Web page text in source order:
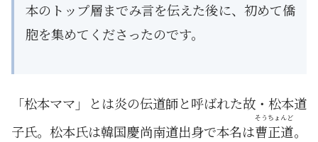
本のトップ層までみ言を伝えた後に、初めて僑
胞を集めてくださったのです。
「松本ママ」とは炎の伝道師と呼ばれた故・松本道
子氏。松本氏は韓国慶尚南道出身で本名は曹正道
そうちょんど
。